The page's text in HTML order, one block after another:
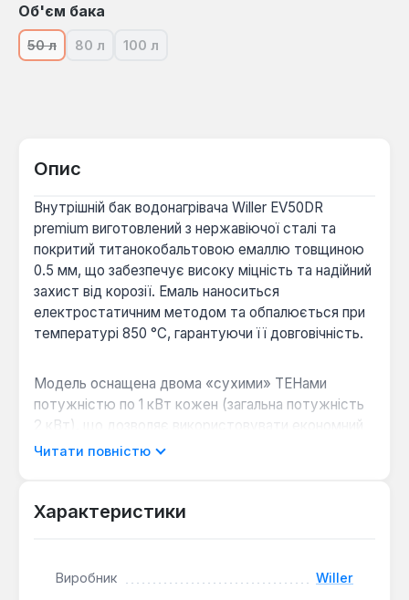
Виберіть
Об'єм бака
50 л(Ця опція наразі недоступна.)
80 л(Ця опція наразі недоступна.)
100 л(Ця опція наразі недоступна.)
Опис
Внутрішній бак водонагрівача Willer EV50DR
premium виготовлений з нержавіючої сталі та
покритий титанокобальтовою емаллю товщиною
0.5 мм, що забезпечує високу міцність та надійний
захист від корозії. Емаль наноситься
електростатичним методом та обпалюється при
температурі 850 °C, гарантуючи її довговічність.
Модель оснащена двома «сухими» ТЕНами
потужністю по 1 кВт кожен (загальна потужність
2 кВт), що дозволяє використовувати економний
режим, вмикаючи лише один ТЕН. Це особливо
бути ризикованою. «Сухі» ТЕНи не мають прямого
служби порівняно з «мокрими» аналогами. Великий
Читати повністю
Характеристики
Виробник Willer